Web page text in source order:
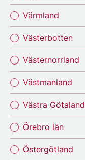
Värmland
Västerbotten
Västernorrland
Västmanland
Västra Götaland
Örebro län
Östergötland